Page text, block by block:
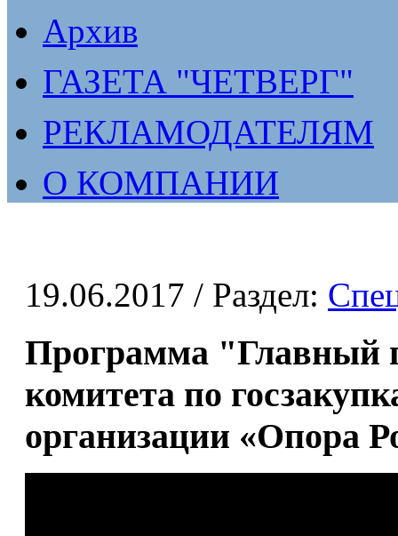
Архив
ГАЗЕТА "ЧЕТВЕРГ"
РЕКЛАМОДАТЕЛЯМ
О КОМПАНИИ
19.06.2017 / Раздел:
Программа "Главный
комитета по
организации «Опора